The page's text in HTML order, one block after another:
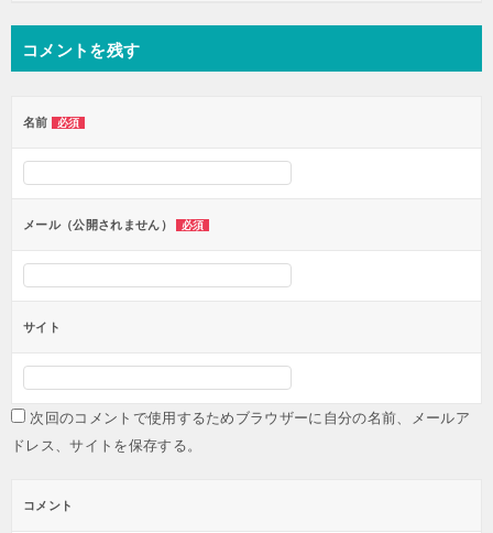
コメントを残す
名前 必須
メール（公開されません） 必須
サイト
次回のコメントで使用するためブラウザーに自分の名前、メールア
ドレス、サイトを保存する。
コメント